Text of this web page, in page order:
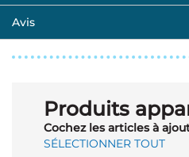
Avis
Produits
Cochez les articles à
SÉLECTIONNER TOUT